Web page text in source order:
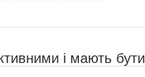
і мають бути